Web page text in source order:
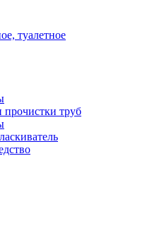
туалетное
прочистки труб